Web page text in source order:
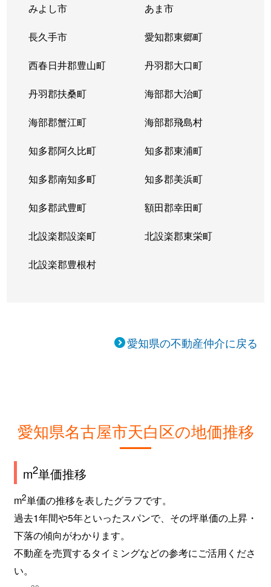
みよし市 あま市
長久手市 愛知郡東郷町
西春日井郡豊山町 丹羽郡大口町
丹羽郡扶桑町 海部郡大治町
海部郡蟹江町 海部郡飛島村
知多郡阿久比町 知多郡東浦町
知多郡南知多町 知多郡美浜町
知多郡武豊町 額田郡幸田町
北設楽郡設楽町 北設楽郡東栄町
北設楽郡豊根村
愛知県の不動産仲介に戻る
愛知県名古屋市天白区の地価推移
m2単価推移
m2単価の推移を表したグラフです。
過去1年間や5年といったスパンで、その坪単価の上昇・
下落の傾向がわかります。
不動産を売買するタイミングなどの参考にご活用くださ
い。